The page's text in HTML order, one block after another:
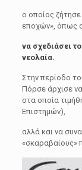
ο οποίος
εποχών», όπως
να σχεδιάσει
νεολαία.
Στην περίοδο
Πόρσε άρχισε
στα οποία
Επιστηµών),
αλλά και να
«σκαραβαίους»